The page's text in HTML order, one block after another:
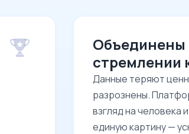
Объединены
стремлении
Данные теряют
разрознены.
взгляд на человека
единую картину —